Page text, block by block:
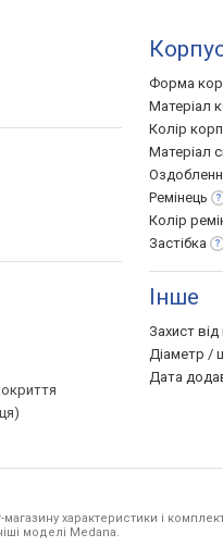
Форма
Матеріал
Колір
Матеріал
Ремінець
Колір
Застібка
Інше
Захист від
Діаметр /
Дата
характеристики і
моделі Medana.